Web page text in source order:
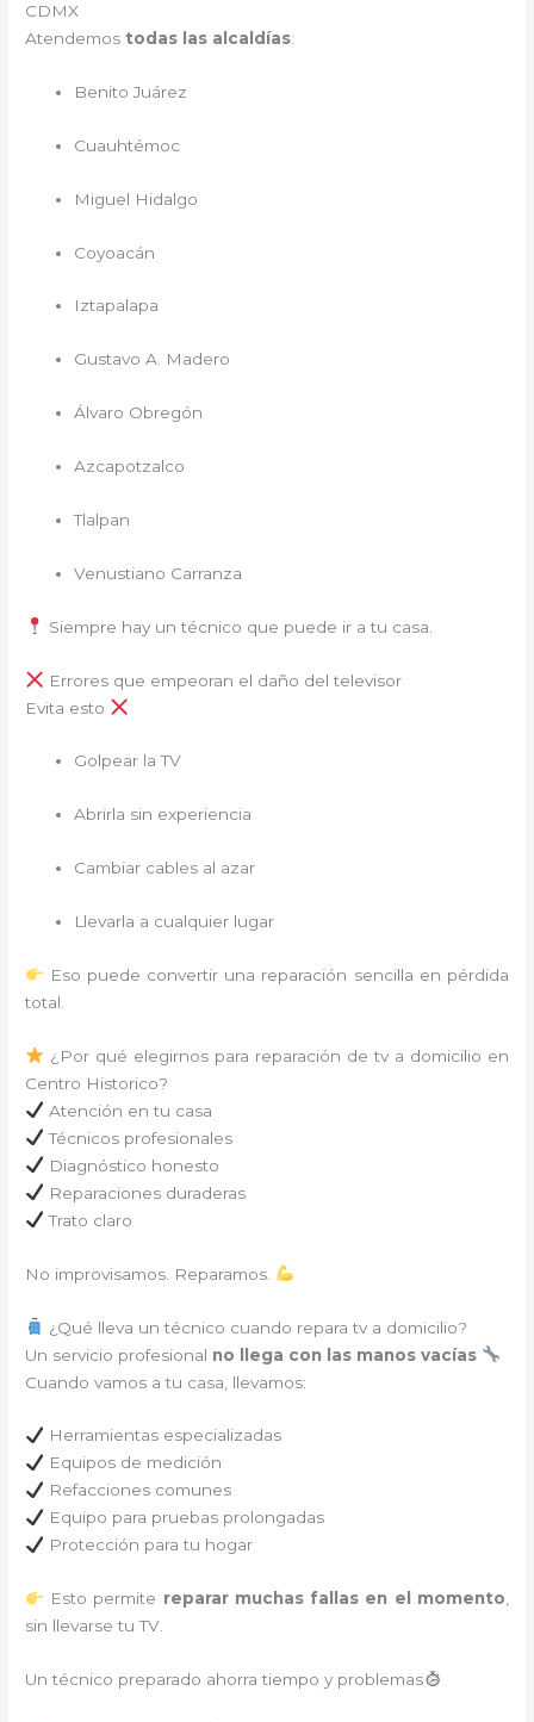
CDMX
Atendemos todas las alcaldías:
Benito Juárez
Cuauhtémoc
Miguel Hidalgo
Coyoacán
Iztapalapa
Gustavo A. Madero
Álvaro Obregón
Azcapotzalco
Tlalpan
Venustiano Carranza
Siempre hay un técnico que puede ir a tu casa.
Errores que empeoran el daño del televisor
Evita esto
Golpear la TV
Abrirla sin experiencia
Cambiar cables al azar
Llevarla a cualquier lugar
Eso puede convertir una reparación sencilla en pérdida
total.
¿Por qué elegirnos para reparación de tv a domicilio en
Centro Historico?
Atención en tu casa
Técnicos profesionales
Diagnóstico honesto
Reparaciones duraderas
Trato claro
No improvisamos. Reparamos.
¿Qué lleva un técnico cuando repara tv a domicilio?
Un servicio profesional no llega con las manos vacías
Cuando vamos a tu casa, llevamos:
Herramientas especializadas
Equipos de medición
Refacciones comunes
Equipo para pruebas prolongadas
Protección para tu hogar
Esto permite reparar muchas fallas en el momento,
sin llevarse tu TV.
Un técnico preparado ahorra tiempo y problemas